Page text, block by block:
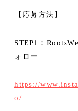
【応募方法】
STEP1：
ォロー
https://
o/